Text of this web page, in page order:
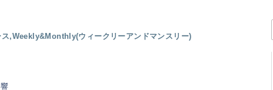
ス,Weekly&Monthly(ウィークリーアンドマンスリー)